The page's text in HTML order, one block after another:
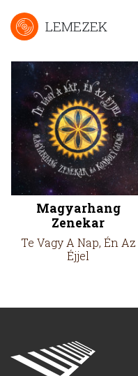
LEMEZEK
Magyarhang
Zenekar
Te Vagy A Nap, Én Az
Éjjel